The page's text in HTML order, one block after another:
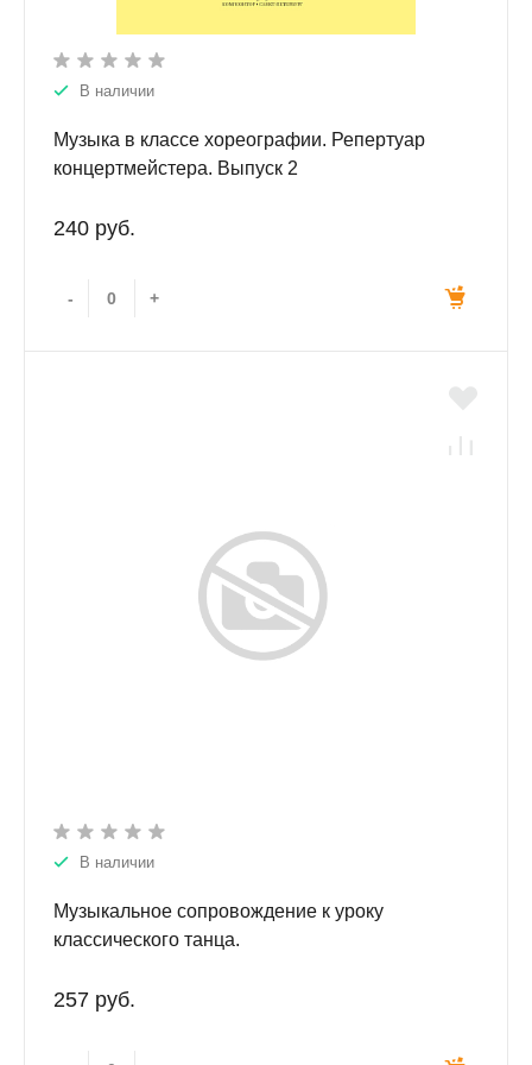
В наличии
Музыка в классе хореографии. Репертуар
концертмейстера. Выпуск 2
240 руб.
- +
В наличии
Музыкальное сопровождение к уроку
классического танца.
257 руб.